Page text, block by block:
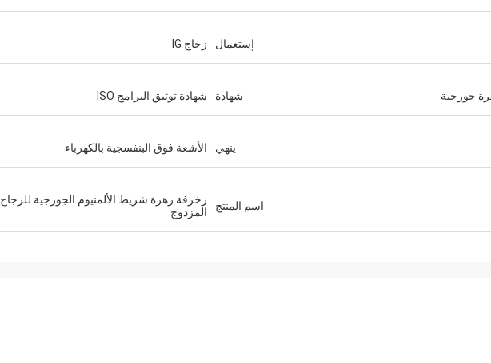
إستعمال زجاج IG
شهادة شهادة توثيق البرامج ISO
ينهي الأشعة فوق البنفسجية بالكهرباء
اسم المنتج
زخرفة زهرة شريط الألمنيوم الجورجية للزجاج
المزدوج